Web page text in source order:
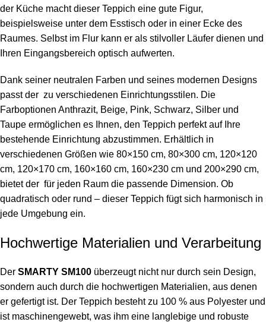
der Küche macht dieser Teppich eine gute Figur,
beispielsweise unter dem Esstisch oder in einer Ecke des
Raumes. Selbst im Flur kann er als stilvoller Läufer dienen und
Ihren Eingangsbereich optisch aufwerten.
Dank seiner neutralen Farben und seines modernen Designs
passt der zu verschiedenen Einrichtungsstilen. Die
Farboptionen Anthrazit, Beige, Pink, Schwarz, Silber und
Taupe ermöglichen es Ihnen, den Teppich perfekt auf Ihre
bestehende Einrichtung abzustimmen. Erhältlich in
verschiedenen Größen wie 80×150 cm, 80×300 cm, 120×120
cm, 120×170 cm, 160×160 cm, 160×230 cm und 200×290 cm,
bietet der für jeden Raum die passende Dimension. Ob
quadratisch oder rund – dieser Teppich fügt sich harmonisch in
jede Umgebung ein.
Hochwertige Materialien und Verarbeitung
Der SMARTY SM100 überzeugt nicht nur durch sein Design,
sondern auch durch die hochwertigen Materialien, aus denen
er gefertigt ist. Der Teppich besteht zu 100 % aus Polyester und
ist maschinengewebt, was ihm eine langlebige und robuste